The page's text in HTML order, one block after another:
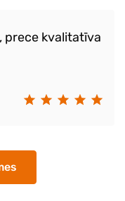
prece kvalitatīva